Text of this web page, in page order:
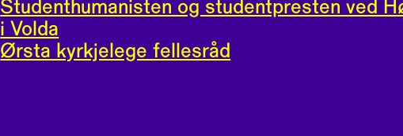
Studenthumanisten og studentpresten ved
i Volda
Ørsta kyrkjelege fellesråd